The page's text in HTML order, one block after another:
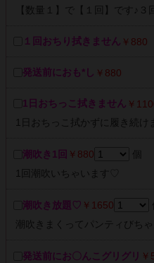
【数量１】で【１回】です♪３
１回おちり拭きません ￥880
発送前におも*し ￥880
1日おちっこ拭きません ￥
1日おちっこ拭かずに履き続け
潮吹き1回 ￥880
個
1回潮吹いちゃいます♡
潮吹き放題♡ ￥1650
潮吹きまくってパンティびち
発送前にお〇んこグリグリ ￥